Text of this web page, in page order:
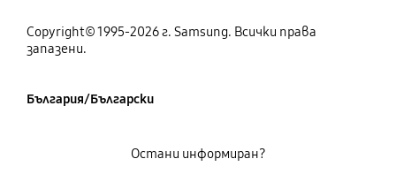
Copyright© 1995-2026 г. Samsung. Всички права
запазени.
България/Български
Остани информиран?